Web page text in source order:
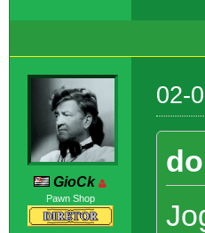
GioCk
Pawn Shop
02-